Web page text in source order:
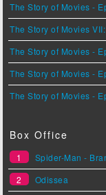
The Story of Movies -
The Story of Movies
The Story of Movies -
The Story of Movies -
The Story of Movies -
Box Office
1
Spider-Man -
2
Odissea